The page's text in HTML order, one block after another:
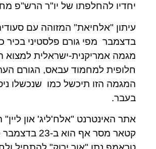
יחדיו להחלפתו של יו"ר הרש"פ
בדצמבר מפי גורם פלסטיני בכיר
מגמה אמריקנית-ישראלית למצוא
חלופית למחמוד עבאס, הגורם
המגמה הזו תיכשל כמו שנכשלו
בעבר.
אתר האינטרנט "אלח'ליג' און
קטאר מסר אף הוא